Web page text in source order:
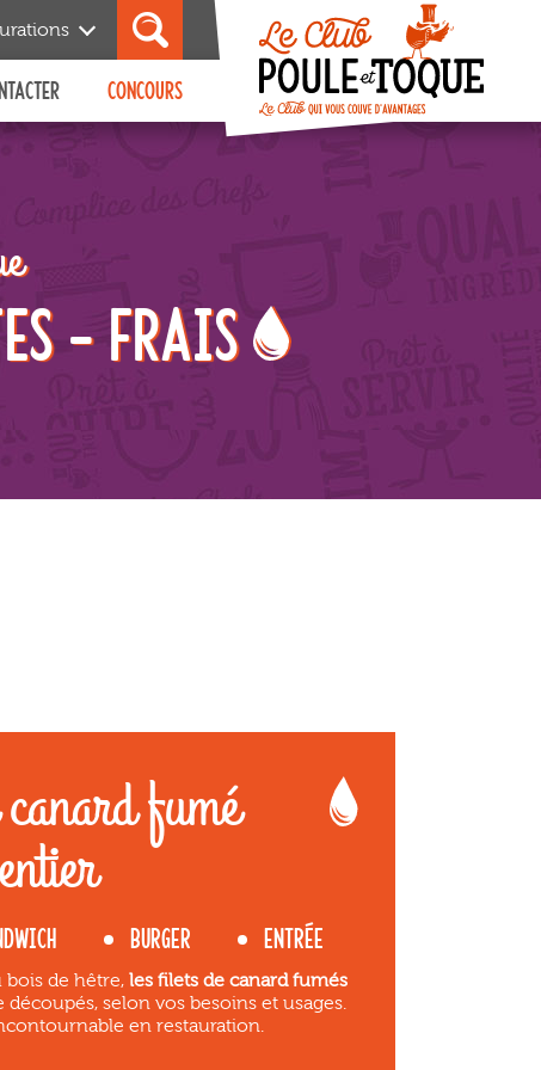
CONCOURS
Découvrir
- Frais
fumé
entier
BURGER ENTRÉE
de hêtre, les filets de canard fumés
découpés, selon vos besoins et usages.
en restauration.